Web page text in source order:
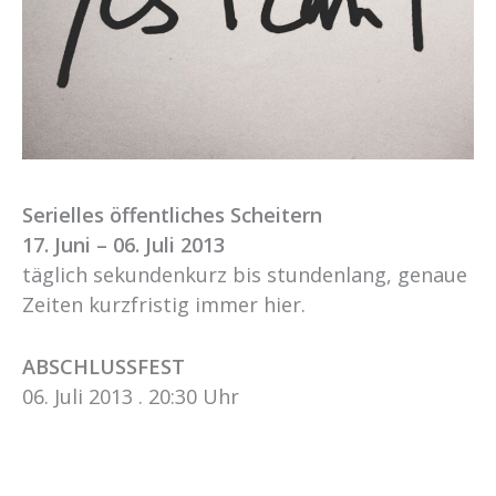
Serielles öffentliches Scheitern
17. Juni – 06. Juli 2013
täglich sekundenkurz bis stundenlang, genaue
Zeiten kurzfristig immer hier.
ABSCHLUSSFEST
06. Juli 2013 . 20:30 Uhr